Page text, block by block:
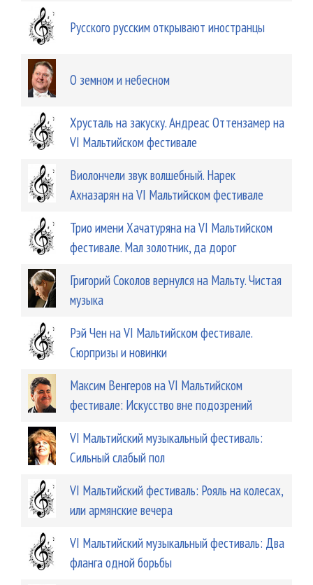
Русского русским открывают иностранцы
О земном и небесном
Хрусталь на закуску. Андреас Оттензамер на
VI Мальтийском фестивале
Виолончели звук волшебный. Нарек
Ахназарян на VI Мальтийском фестивале
Трио имени Хачатуряна на VI Мальтийском
фестивале. Мал золотник, да дорог
Григорий Соколов вернулся на Мальту. Чистая
музыка
Рэй Чен на VI Мальтийском фестивале.
Сюрпризы и новинки
Максим Венгеров на VI Мальтийском
фестивале: Искусство вне подозрений
VI Мальтийский музыкальный фестиваль:
Сильный слабый пол
VI Мальтийский фестиваль: Рояль на колесах,
или армянские вечера
VI Мальтийский музыкальный фестиваль: Два
фланга одной борьбы